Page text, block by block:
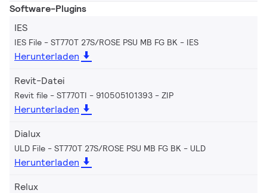
Software-Plugins
IES
IES File - ST770T 27S/ROSE PSU MB FG BK IES
Herunterladen
Revit-Datei
Revit file - ST770TI - 910505101393 ZIP
Herunterladen
Dialux
ULD File - ST770T 27S/ROSE PSU MB FG BK ULD
Herunterladen
Relux